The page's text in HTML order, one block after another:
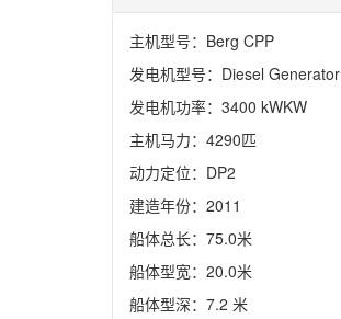
主机型号：Berg CPP
发电机型号：Diesel Generator
发电机功率：3400 kWKW
主机马力：4290匹
动力定位：DP2
建造年份：2011
船体总长：75.0米
船体型宽：20.0米
船体型深：7.2 米